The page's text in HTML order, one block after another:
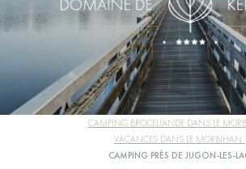
CAMPING BROCELIANDE DANS LE
VACANCES DANS LE MORBIHAN
CAMPING PRÈS DE JUGON-LES-